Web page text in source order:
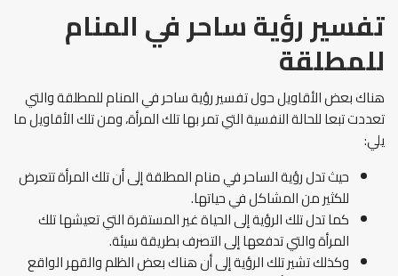
تفسير رؤية ساحر في المنام
للمطلقة
هناك بعض الأقاويل حول تفسير رؤية ساحر في المنام للمطلقة والتي
تعددت تبعا للحالة النفسية التي تمر بها تلك المرأة، ومن تلك الأقاويل ما
يلي:
حيث تدل رؤية الساحر في منام المطلقة إلى أن تلك المرأة تتعرض
للكثير من المشاكل في حياتها.
كما تدل تلك الرؤية إلى الحياة غير المستقرة التي تعيشها تلك
المرأة والتي تدفعها إلى التصرف بطريقة سيئة.
وكذلك تشير تلك الرؤية إلى أن هناك بعض الظلم والقهر الواقع